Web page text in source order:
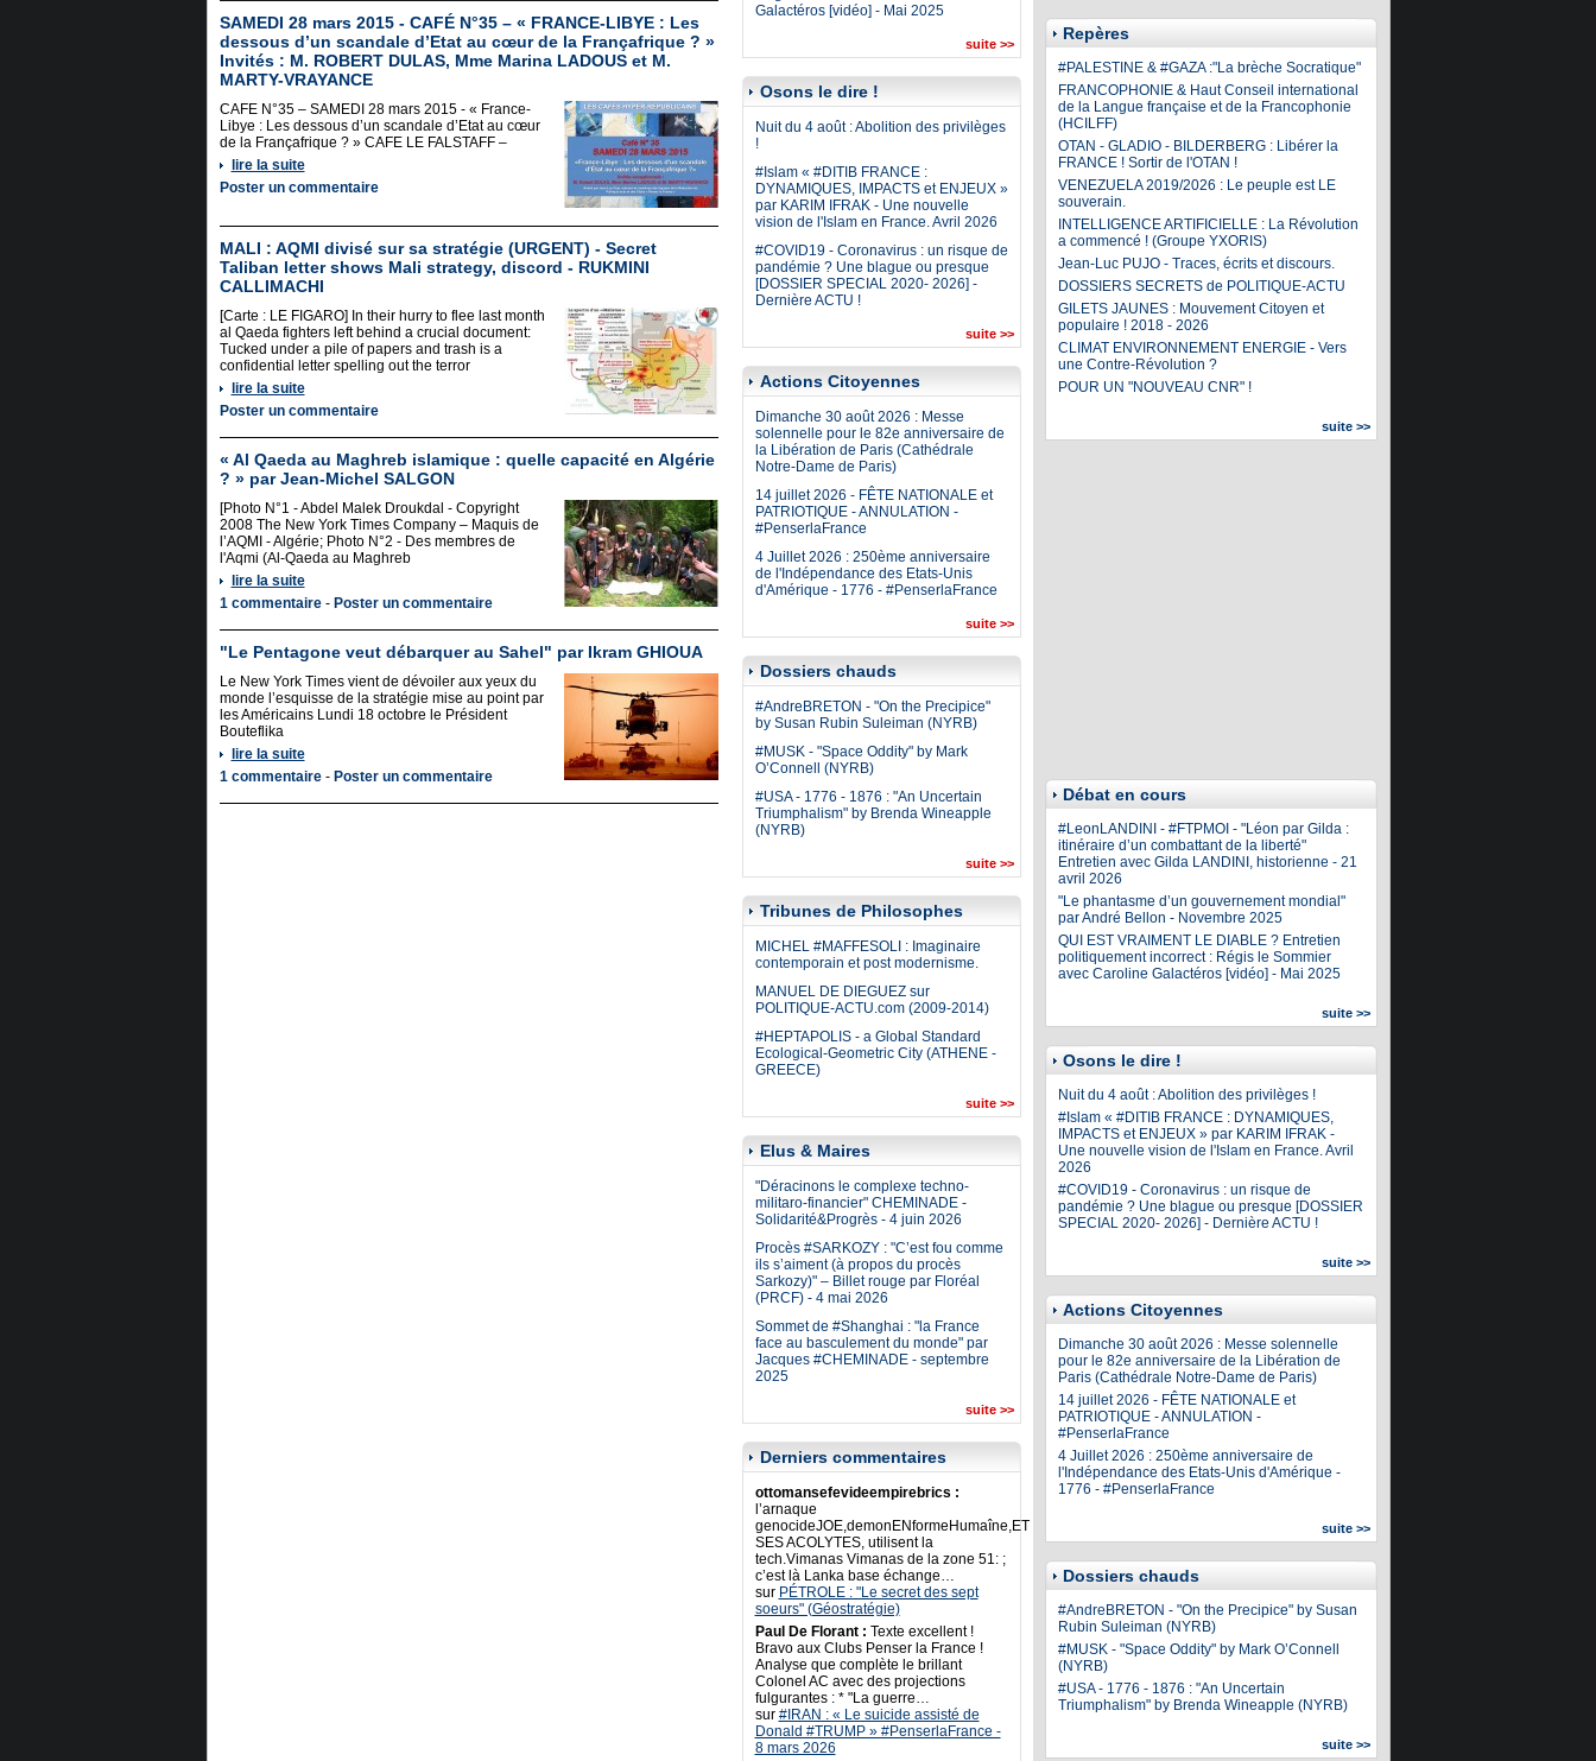
SAMEDI 28 mars 2015 - CAFÉ N°35 – « FRANCE-LIBYE : Les
dessous d’un scandale d’Etat au cœur de la Françafrique ? »
Invités : M. ROBERT DULAS, Mme Marina LADOUS et M.
MARTY-VRAYANCE
CAFE N°35 – SAMEDI 28 mars 2015 - « France-
Libye : Les dessous d’un scandale d’Etat au cœur
de la Françafrique ? » CAFE LE FALSTAFF –
lire la suite
Poster un commentaire
MALI : AQMI divisé sur sa stratégie (URGENT) - Secret
Taliban letter shows Mali strategy, discord - RUKMINI
CALLIMACHI
[Carte : LE FIGARO] In their hurry to flee last month
al Qaeda fighters left behind a crucial document:
Tucked under a pile of papers and trash is a
confidential letter spelling out the terror
lire la suite
Poster un commentaire
« Al Qaeda au Maghreb islamique : quelle capacité en Algérie
? » par Jean-Michel SALGON
[Photo N°1 - Abdel Malek Droukdal - Copyright
2008 The New York Times Company – Maquis de
l’AQMI - Algérie; Photo N°2 - Des membres de
l'Aqmi (Al-Qaeda au Maghreb
lire la suite
1 commentaire- Poster un commentaire
"Le Pentagone veut débarquer au Sahel" par Ikram GHIOUA
Le New York Times vient de dévoiler aux yeux du
monde l’esquisse de la stratégie mise au point par
les Américains Lundi 18 octobre le Président
Bouteflika
lire la suite
1 commentaire- Poster un commentaire
Galactéros [vidéo] - Mai 2025
suite >>
Osons le dire !
Nuit du 4 août : Abolition des privilèges
!
#Islam « #DITIB FRANCE :
DYNAMIQUES, IMPACTS et ENJEUX »
par KARIM IFRAK - Une nouvelle
vision de l'Islam en France. Avril 2026
#COVID19 - Coronavirus : un risque de
pandémie ? Une blague ou presque
[DOSSIER SPECIAL 2020- 2026] -
Dernière ACTU !
suite >>
Actions Citoyennes
Dimanche 30 août 2026 : Messe
solennelle pour le 82e anniversaire de
la Libération de Paris (Cathédrale
Notre-Dame de Paris)
14 juillet 2026 - FÊTE NATIONALE et
PATRIOTIQUE - ANNULATION -
#PenserlaFrance
4 Juillet 2026 : 250ème anniversaire
de l'Indépendance des Etats-Unis
d'Amérique - 1776 - #PenserlaFrance
suite >>
Dossiers chauds
#AndreBRETON - "On the Precipice"
by Susan Rubin Suleiman (NYRB)
#MUSK - "Space Oddity" by Mark
O’Connell (NYRB)
#USA - 1776 - 1876 : "An Uncertain
Triumphalism" by Brenda Wineapple
(NYRB)
suite >>
Tribunes de Philosophes
MICHEL #MAFFESOLI : Imaginaire
contemporain et post modernisme.
MANUEL DE DIEGUEZ sur
POLITIQUE-ACTU.com (2009-2014)
#HEPTAPOLIS - a Global Standard
Ecological-Geometric City (ATHENE -
GREECE)
suite >>
Elus & Maires
"Déracinons le complexe techno-
militaro-financier" CHEMINADE -
Solidarité&Progrès - 4 juin 2026
Procès #SARKOZY : "C’est fou comme
ils s’aiment (à propos du procès
Sarkozy)" – Billet rouge par Floréal
(PRCF) - 4 mai 2026
Sommet de #Shanghai : "la France
face au basculement du monde" par
Jacques #CHEMINADE - septembre
2025
suite >>
Derniers commentaires
ottomansefevideempirebrics :
l’arnaque
genocideJOE,demonENformeHumaîne,ET
SES ACOLYTES, utilisent la
tech.Vimanas Vimanas de la zone 51: ;
c’est là Lanka base échange…
sur PÉTROLE : "Le secret des sept
soeurs" (Géostratégie)
Paul De Florant : Texte excellent !
Bravo aux Clubs Penser la France !
Analyse que complète le brillant
Colonel AC avec des projections
fulgurantes : * "La guerre…
sur #IRAN : « Le suicide assisté de
Donald #TRUMP » #PenserlaFrance -
8 mars 2026
Repères
#PALESTINE & #GAZA :"La brèche Socratique"
FRANCOPHONIE & Haut Conseil international
de la Langue française et de la Francophonie
(HCILFF)
OTAN - GLADIO - BILDERBERG : Libérer la
FRANCE ! Sortir de l'OTAN !
VENEZUELA 2019/2026 : Le peuple est LE
souverain.
INTELLIGENCE ARTIFICIELLE : La Révolution
a commencé ! (Groupe YXORIS)
Jean-Luc PUJO - Traces, écrits et discours.
DOSSIERS SECRETS de POLITIQUE-ACTU
GILETS JAUNES : Mouvement Citoyen et
populaire ! 2018 - 2026
CLIMAT ENVIRONNEMENT ENERGIE - Vers
une Contre-Révolution ?
POUR UN "NOUVEAU CNR" !
suite >>
Débat en cours
#LeonLANDINI - #FTPMOI - "Léon par Gilda :
itinéraire d’un combattant de la liberté"
Entretien avec Gilda LANDINI, historienne - 21
avril 2026
"Le phantasme d’un gouvernement mondial"
par André Bellon - Novembre 2025
QUI EST VRAIMENT LE DIABLE ? Entretien
politiquement incorrect : Régis le Sommier
avec Caroline Galactéros [vidéo] - Mai 2025
suite >>
Osons le dire !
Nuit du 4 août : Abolition des privilèges !
#Islam « #DITIB FRANCE : DYNAMIQUES,
IMPACTS et ENJEUX » par KARIM IFRAK -
Une nouvelle vision de l'Islam en France. Avril
2026
#COVID19 - Coronavirus : un risque de
pandémie ? Une blague ou presque [DOSSIER
SPECIAL 2020- 2026] - Dernière ACTU !
suite >>
Actions Citoyennes
Dimanche 30 août 2026 : Messe solennelle
pour le 82e anniversaire de la Libération de
Paris (Cathédrale Notre-Dame de Paris)
14 juillet 2026 - FÊTE NATIONALE et
PATRIOTIQUE - ANNULATION -
#PenserlaFrance
4 Juillet 2026 : 250ème anniversaire de
l'Indépendance des Etats-Unis d'Amérique -
1776 - #PenserlaFrance
suite >>
Dossiers chauds
#AndreBRETON - "On the Precipice" by Susan
Rubin Suleiman (NYRB)
#MUSK - "Space Oddity" by Mark O’Connell
(NYRB)
#USA - 1776 - 1876 : "An Uncertain
Triumphalism" by Brenda Wineapple (NYRB)
suite >>